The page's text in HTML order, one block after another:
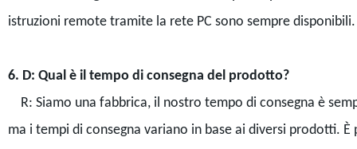
istruzioni remote tramite la rete PC sono sempre disponibili.
6. D: Qual è il tempo di consegna del prodotto?
R: Siamo una fabbrica, il nostro tempo di consegna è
ma i tempi di consegna variano in base ai diversi prodotti.